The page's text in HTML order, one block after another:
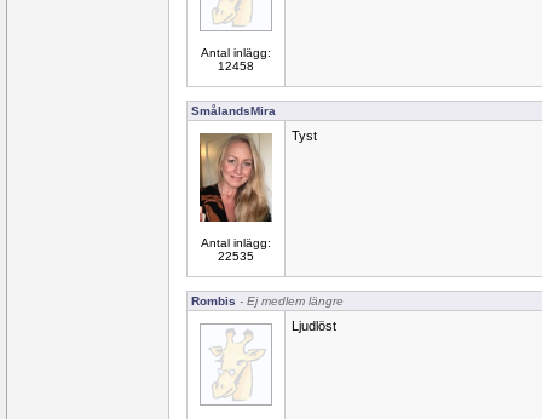
Antal inlägg:
12458
SmålandsMira
Antal inlägg:
22535
Tyst
Rombis - Ej medlem längre
Ljudlöst